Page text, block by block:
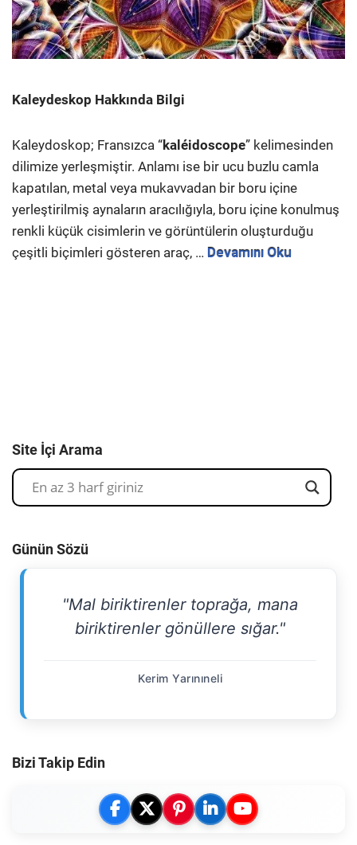
Kaleydeskop Hakkında Bilgi
Kaleydoskop; Fransızca “kaléidoscope” kelimesinden
dilimize yerleşmiştir. Anlamı ise bir ucu buzlu camla
kapatılan, metal veya mukavvadan bir boru içine
yerleştirilmiş aynaların aracılığıyla, boru içine konulmuş
renkli küçük cisimlerin ve görüntülerin oluşturduğu
çeşitli biçimleri gösteren araç, … Devamını Oku
Site İçi Arama
Günün Sözü
"Mal biriktirenler toprağa, mana
biriktirenler gönüllere sığar."
Kerim Yarınıneli
Bizi Takip Edin